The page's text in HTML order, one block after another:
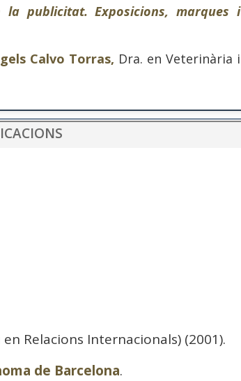
publicitat. Exposicions, marques i
Calvo Torras, Dra. en Veterinària i
Relacions Internacionals) (2001).
de Barcelona.